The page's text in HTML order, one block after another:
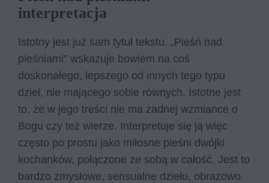
interpretacja
Istotny jest już sam tytuł tekstu. „Pieśń nad
pieśniami” wskazuje bowiem na coś
doskonałego, lepszego od innych tego typu
dzieł, nie mającego sobie równych. Istotne jest
to, że w jego treści nie ma żadnej wzmiance o
Bogu czy też wierze. Interpretuje się ją więc
często po prostu jako miłosne pieśni dwójki
kochanków, połączone ze sobą w całość. Jest to
bardzo zmysłowe, sensualne dzieło, obrazowo